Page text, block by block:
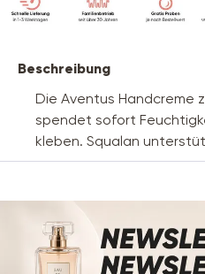
Beschreibung
Die Aventus Handcreme
spendet sofort
kleben. Squalan